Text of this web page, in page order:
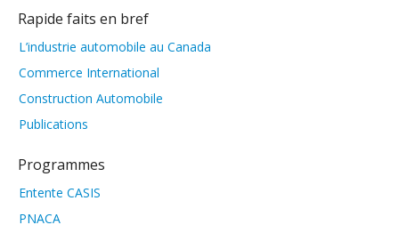
Rapide faits en bref
L’industrie automobile au Canada
Commerce International
Construction Automobile
Publications
Programmes
Entente CASIS
PNACA